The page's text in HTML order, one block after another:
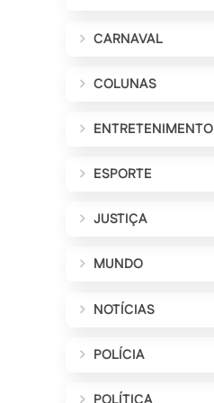
CARNAVAL
COLUNAS
ENTRETENIMENTO
ESPORTE
JUSTIÇA
MUNDO
NOTÍCIAS
POLÍCIA